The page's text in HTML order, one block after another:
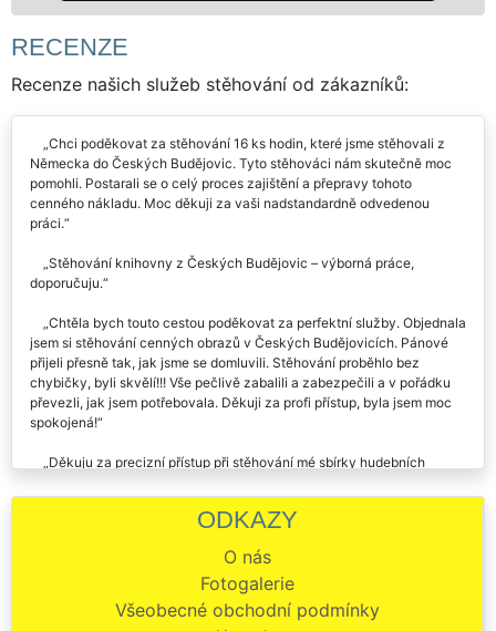
RECENZE
Recenze našich služeb stěhování od zákazníků:
Chci poděkovat za stěhování 16 ks hodin, které jsme stěhovali z
Německa do Českých Budějovic. Tyto stěhováci nám skutečně moc
pomohli. Postarali se o celý proces zajištění a přepravy tohoto
cenného nákladu. Moc děkuji za vaši nadstandardně odvedenou
práci.
Stěhování knihovny z Českých Budějovic – výborná práce,
doporučuju.
Chtěla bych touto cestou poděkovat za perfektní služby. Objednala
jsem si stěhování cenných obrazů v Českých Budějovicích. Pánové
přijeli přesně tak, jak jsme se domluvili. Stěhování proběhlo bez
chybičky, byli skvělí!!! Vše pečlivě zabalili a zabezpečili a v pořádku
převezli, jak jsem potřebovala. Děkuji za profi přístup, byla jsem moc
spokojená!
Děkuju za precizní přístup při stěhování mé sbírky hudebních
Včera mi tato společnost pomáhala při stěhování a přepravě 2000
poděkovat za opatrnost a šetrnost, kterou mi chlapi z této stěhovací
firmy věnovali. Vše jsme přepravili v naprostém pořádku aniž by se
některý z modelů poničil. Doporučuji služeb těchto pánů, jsou to mistři
ve svém oboru.
ODKAZY
O nás
Fotogalerie
Všeobecné obchodní podmínky